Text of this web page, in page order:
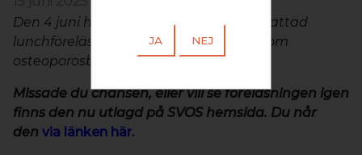
JA NEJ
Den 4 juni hölls ännu en mycket uppskattad
lunchföreläsning, nu med temat ”Nytt om
osteoporosbehandling”.
Missade du chansen, eller vill se föreläsningen igen
finns den nu utlagd på SVOS hemsida. Du når
den via länken här.